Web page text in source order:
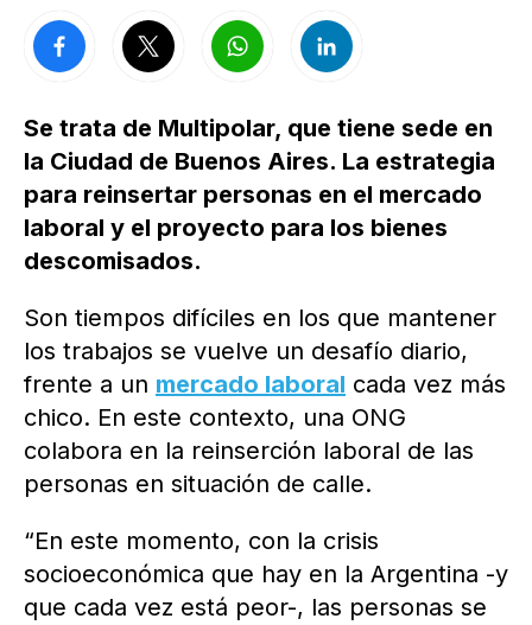
Se trata de Multipolar, que tiene sede en
la Ciudad de Buenos Aires. La estrategia
para reinsertar personas en el mercado
laboral y el proyecto para los bienes
descomisados.
Son tiempos difíciles en los que mantener
los trabajos se vuelve un desafío diario,
frente a un mercado laboral cada vez más
chico. En este contexto, una ONG
colabora en la reinserción laboral de las
personas en situación de calle.
“En este momento, con la crisis
socioeconómica que hay en la Argentina -y
que cada vez está peor-, las personas se